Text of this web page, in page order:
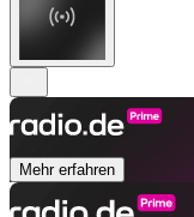
Mehr erfahren